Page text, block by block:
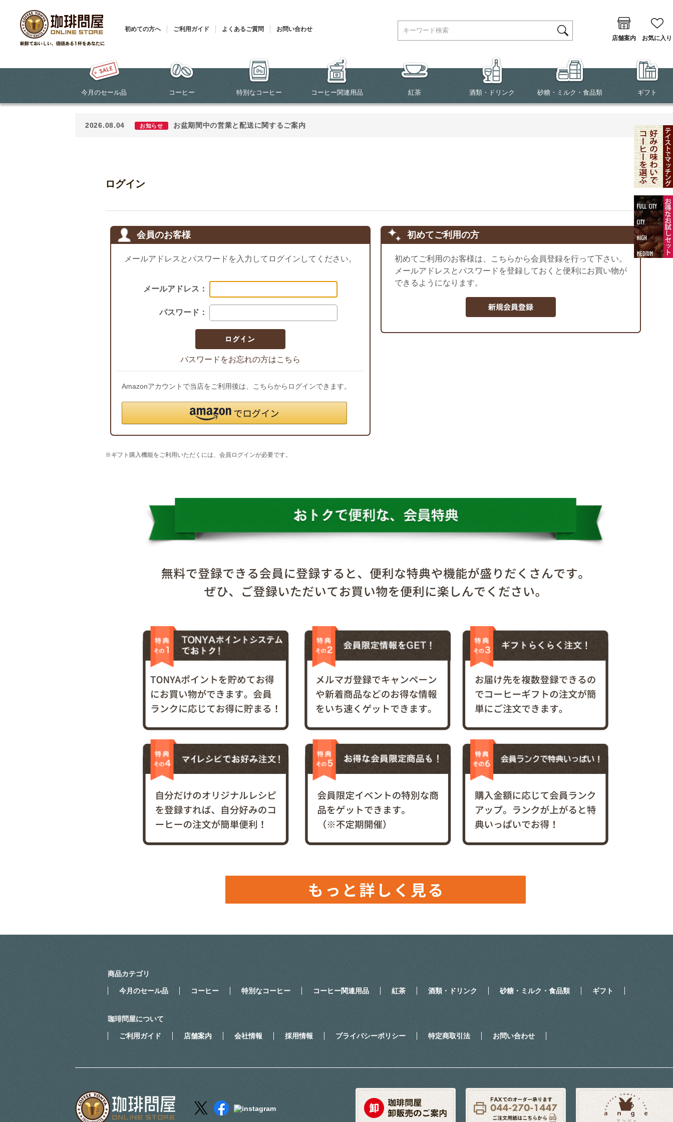
初めての方へ ご利用ガイド よくあるご質問
お問い合わせ
店舗案内
お気に入り
今月のセール品 コーヒー 特別なコーヒー コーヒー関連用品 紅茶 酒類・ドリンク 砂糖・ミルク・食品類 ギフト
2026.08.04 お知らせ お盆期間中の営業と配送に関するご案内
ログイン
会員のお客様
メールアドレスとパスワードを入力してログインしてください。
メールアドレス：
パスワード：
パスワードをお忘れの方はこちら
Amazonアカウントで当店をご利用後は、こちらからログインできます。
初めてご利用の方
初めてご利用のお客様は、こちらから会員登録を行って下さい。
メールアドレスとパスワードを登録しておくと便利にお買い物が
できるようになります。
※ギフト購入機能をご利用いただくには、会員ログインが必要です。
商品カテゴリ
今月のセール品 コーヒー 特別なコーヒー コーヒー関連用品 紅茶 酒類・ドリンク 砂糖・ミルク・食品類 ギフト
珈琲問屋について
ご利用ガイド 店舗案内 会社情報 採用情報 プライバシーポリシー 特定商取引法 お問い合わせ